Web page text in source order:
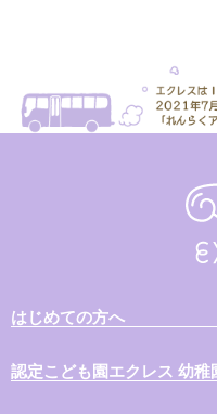
はじめての方へ
認定こども園エクレス 幼稚